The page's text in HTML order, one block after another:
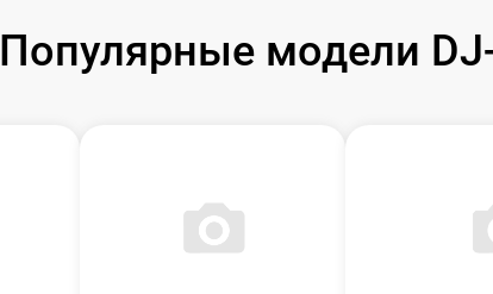
Популярные модели